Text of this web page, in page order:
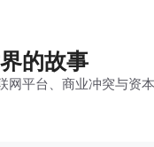
的故事
平台、商业冲突与资